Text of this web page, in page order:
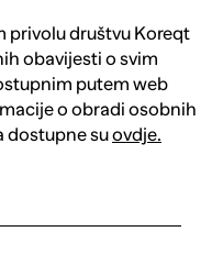
privolu društvu Koreqt
obavijesti o svim
putem web
o obradi osobnih
dostupne suovdje.